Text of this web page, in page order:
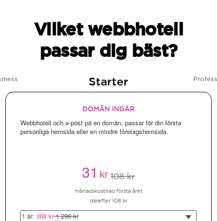
Vilket webbhotell
passar dig bäst?
Starter
DOMÄN INGÅR
Webbhotell och e-post på en domän, passar för din första
personliga hemsida eller en mindre företagshemsida.
31kr 108 kr
månadskostnad första året
därefter 108 kr
1 år: 368 kr1 296 kr